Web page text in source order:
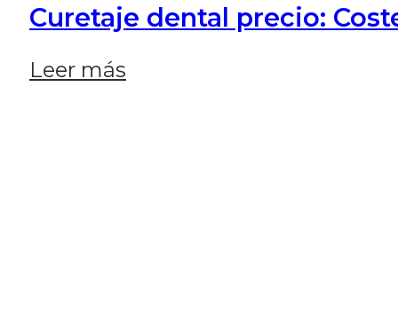
Curetaje dental precio:
Leer más